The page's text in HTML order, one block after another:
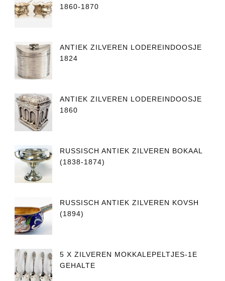
1860-1870
ANTIEK ZILVEREN LODEREINDOOSJE
1824
ANTIEK ZILVEREN LODEREINDOOSJE
1860
RUSSISCH ANTIEK ZILVEREN BOKAAL
(1838-1874)
RUSSISCH ANTIEK ZILVEREN KOVSH
(1894)
5 X ZILVEREN MOKKALEPELTJES-1E
GEHALTE